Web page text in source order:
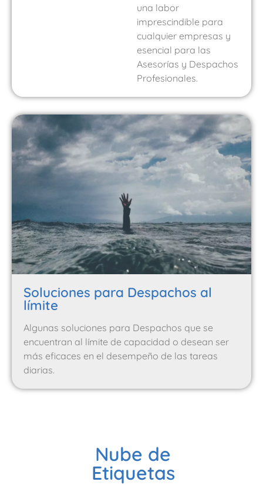
una labor
imprescindible para
cualquier empresas y
esencial para las
Asesorías y Despachos
Profesionales.
Soluciones para Despachos al
límite
Algunas soluciones para Despachos que se
encuentran al límite de capacidad o desean ser
más eficaces en el desempeño de las tareas
diarias.
Nube de
Etiquetas